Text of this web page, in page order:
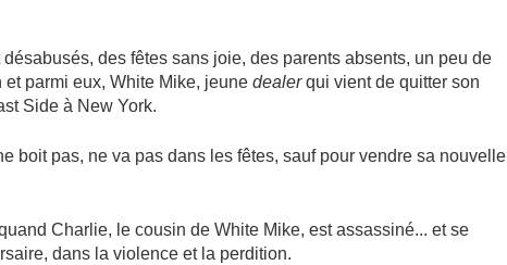
des fêtes sans joie, des parents absents, un peu de
parmi eux, White Mike, jeune dealerqui vient de quitter son
Side à New York.
boit pas, ne va pas dans les fêtes, sauf pour vendre sa nouvelle
Charlie, le cousin de White Mike, est assassiné... et se
dans la violence et la perdition.